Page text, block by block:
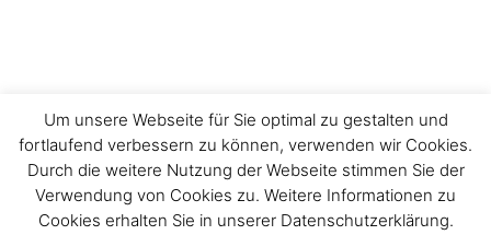
Impressum
Um unsere Webseite für Sie optimal zu gestalten und
fortlaufend verbessern zu können, verwenden wir Cookies.
Durch die weitere Nutzung der Webseite stimmen Sie der
Verwendung von Cookies zu. Weitere Informationen zu
Cookies erhalten Sie in unserer Datenschutzerklärung.